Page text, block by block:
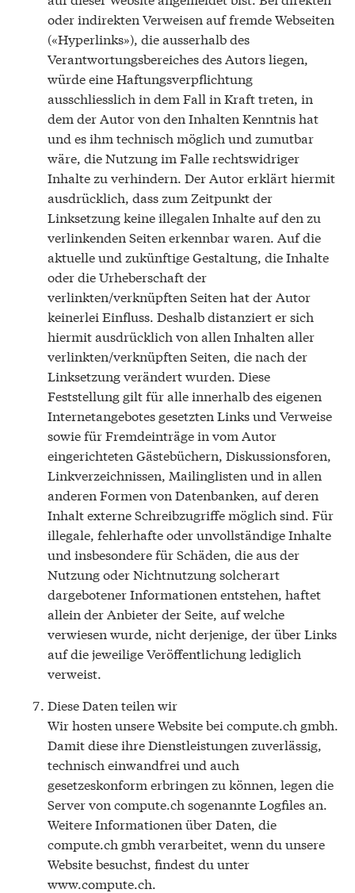
oder indirekten Verweisen auf fremde Webseiten
(«Hyperlinks»), die ausserhalb des
Verantwortungsbereiches des Autors liegen,
würde eine Haftungsverpflichtung
ausschliesslich in dem Fall in Kraft treten, in
dem der Autor von den Inhalten Kenntnis hat
und es ihm technisch möglich und zumutbar
wäre, die Nutzung im Falle rechtswidriger
Inhalte zu verhindern. Der Autor erklärt hiermit
ausdrücklich, dass zum Zeitpunkt der
Linksetzung keine illegalen Inhalte auf den zu
verlinkenden Seiten erkennbar waren. Auf die
aktuelle und zukünftige Gestaltung, die Inhalte
oder die Urheberschaft der
verlinkten/verknüpften Seiten hat der Autor
keinerlei Einfluss. Deshalb distanziert er sich
hiermit ausdrücklich von allen Inhalten aller
verlinkten/verknüpften Seiten, die nach der
Linksetzung verändert wurden. Diese
Feststellung gilt für alle innerhalb des eigenen
Internetangebotes gesetzten Links und Verweise
sowie für Fremdeinträge in vom Autor
eingerichteten Gästebüchern, Diskussionsforen,
Linkverzeichnissen, Mailinglisten und in allen
anderen Formen von Datenbanken, auf deren
Inhalt externe Schreibzugriffe möglich sind. Für
illegale, fehlerhafte oder unvollständige Inhalte
und insbesondere für Schäden, die aus der
Nutzung oder Nichtnutzung solcherart
dargebotener Informationen entstehen, haftet
allein der Anbieter der Seite, auf welche
verwiesen wurde, nicht derjenige, der über Links
auf die jeweilige Veröffentlichung lediglich
verweist.
Diese Daten teilen wir
Wir hosten unsere Website bei compute.ch gmbh.
Damit diese ihre Dienstleistungen zuverlässig,
technisch einwandfrei und auch
gesetzeskonform erbringen zu können, legen die
Server von compute.ch sogenannte Logfiles an.
Weitere Informationen über Daten, die
compute.ch gmbh verarbeitet, wenn du unsere
Website besuchst, findest du unter
www.compute.ch.